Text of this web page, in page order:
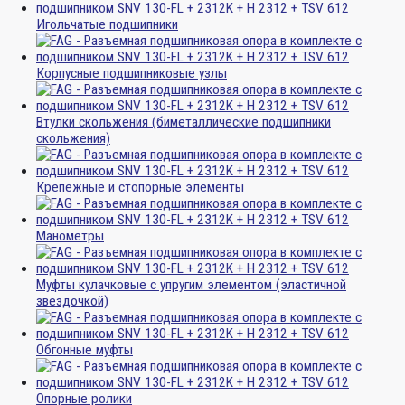
Игольчатые подшипники
Корпусные подшипниковые узлы
Втулки скольжения (биметаллические подшипники
скольжения)
Крепежные и стопорные элементы
Манометры
Муфты кулачковые с упругим элементом (эластичной
звездочкой)
Обгонные муфты
Опорные ролики